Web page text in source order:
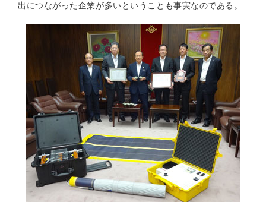
出につながった企業が多いということも事実なのである。